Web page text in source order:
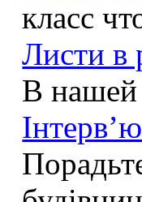
класс
Листи в
В нашей